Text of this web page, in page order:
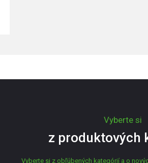
Vyberte si
z produktových
Vyberte si z obľúbených kategórií a o